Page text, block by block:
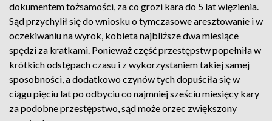
dokumentem tożsamości, za co grozi kara do 5 lat więzienia.
Sąd przychylił się do wniosku o tymczasowe aresztowanie i w
oczekiwaniu na wyrok, kobieta najbliższe dwa miesiące
spędzi za kratkami. Ponieważ część przestępstw popełniła w
krótkich odstępach czasu i z wykorzystaniem takiej samej
sposobności, a dodatkowo czynów tych dopuściła się w
ciągu pięciu lat po odbyciu co najmniej sześciu miesięcy kary
za podobne przestępstwo, sąd może orzec zwiększony